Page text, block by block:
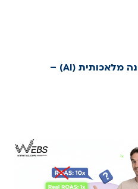
קידום אתרים בגוגל עם בינה מלאכותית (AI) –